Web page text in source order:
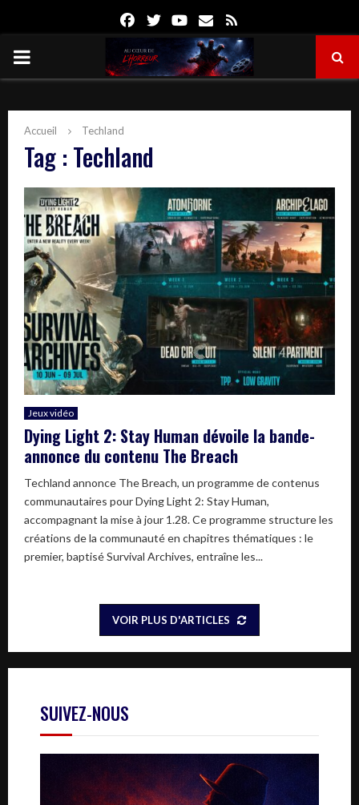
FacebookTwitterYoutube
Email
PRIMARY
Accueil Techland
Tag : Techland
Jeux vidéo
Dying Light 2: Stay Human dévoile la bande-
annonce du contenu The Breach
Techland annonce The Breach, un programme de contenus
communautaires pour Dying Light 2: Stay Human,
accompagnant la mise à jour 1.28. Ce programme structure les
créations de la communauté en chapitres thématiques : le
premier, baptisé Survival Archives, entraîne les...
VOIR PLUS D'ARTICLES
SUIVEZ-NOUS